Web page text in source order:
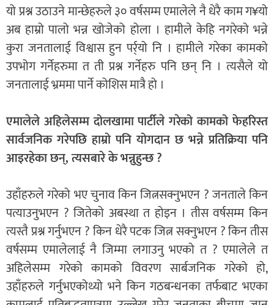
यो प्रश्न उठाउने मान्छेहरुले ३० वर्षसम्म एमालेले नै धेरै काम ग¥यो
अब हाम्रो पालो भन्न खोजेको होला । हामीले केहि नगरेको भन्ने
कुरा जनतालाई विश्वास हुन पर्र्यो नि । हामीले गरेका कामको
उपभोग गर्नेहरुमा त ती प्रश्न गर्नेहरु पनि छन् नि । त्यसैले यो
जनतालाई भ्रममा पार्ने कोशिस मात्रै हो ।
एमालेले अहिलेसम्म दोलखामा पार्टीले गरेको कामको फेहरिस्त
सार्वजनिक गरेपछि हाम्रो पनि योगदान छ भन्ने प्रतिक्रिया पनि
आइरहेका छन्, त्यसबारे के भन्नुहुन्छ ?
उहाँहरुले गरेको भए चुनाव किन जित्नसक्नुभएन ? जनताले किन
पत्याउनुभएन ? जितेको अबस्था त होइन । तीस वर्षसम्म किन
त्यस्तै प्रश्न गर्नुभएन ? किन धेरै पटक जित्न सक्नुभएन ? किन तीस
वर्षसम्म एमालेलाई नै जिम्मा लगाउनु भएको त ? एमालेले त
अहिलेसम्म गरेको कामको विवरण सार्बजनिक गरेको हो,
उहाँहरुले गर्नुभएकोथ्यो भने किन गठबन्धनका तर्फबाट भएका